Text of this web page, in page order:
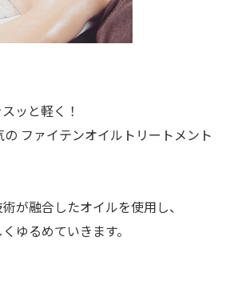
ッと軽く！
ファイテンオイルトリートメント
が融合したオイルを使用し、
ゆるめていきます。